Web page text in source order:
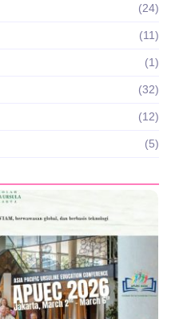
(24)
(11)
(1)
(32)
(12)
(5)